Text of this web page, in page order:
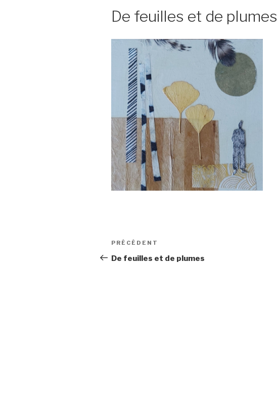
De feuilles et de plumes
Navigation
de
Article
précédent
PRÉCÉDENT
De feuilles et de plumes